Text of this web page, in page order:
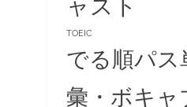
ャスト
TOEIC
でる順パス
彙・ボキャ